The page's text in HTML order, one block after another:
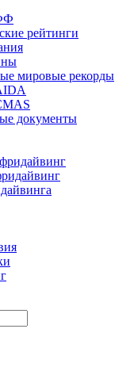
рейтинги
мировые рекорды
документы